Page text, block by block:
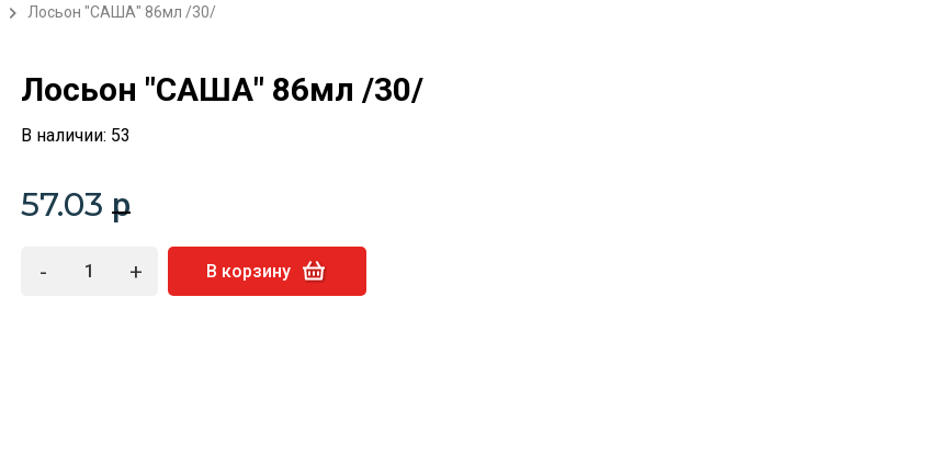
Лосьон "САША" 86мл /30/
Лосьон "САША" 86мл /30/
В наличии: 53
57.03 p
- + В корзину